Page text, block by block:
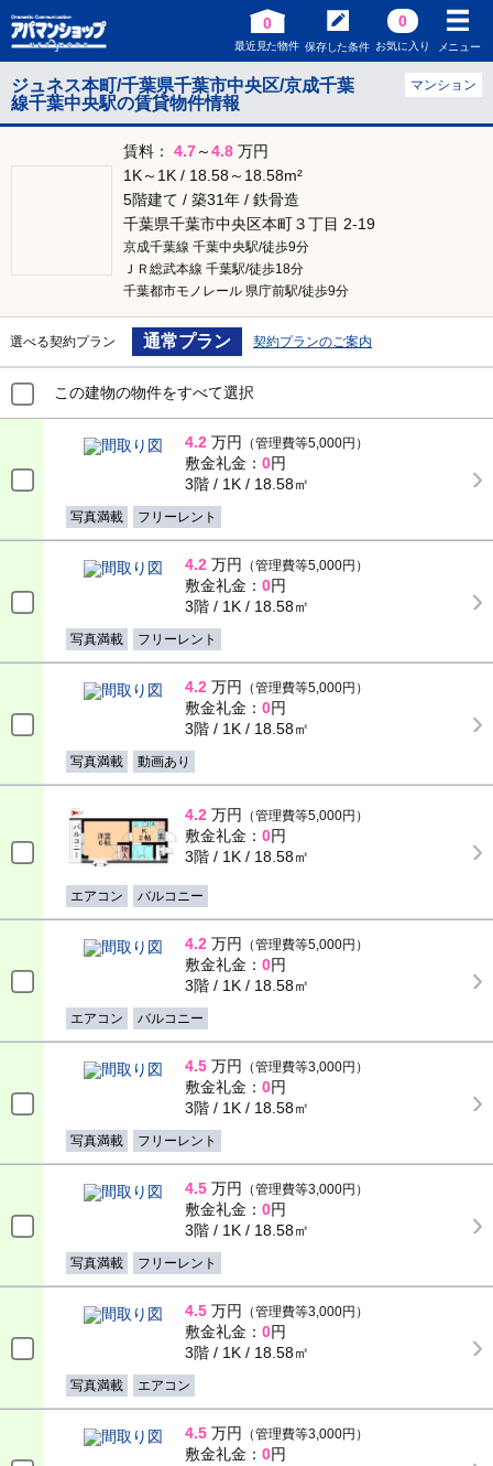
0
最近見た物件 保存した条件
0
お気に入り メニュー
ジュネス本町/千葉県千葉市中央区/京成千葉
線千葉中央駅の賃貸物件情報
マンション
賃料： 4.7～4.8 万円
1K～1K / 18.58～18.58m²
5階建て / 築31年 / 鉄骨造
千葉県千葉市中央区本町３丁目 2-19
京成千葉線 千葉中央駅/徒歩9分
ＪＲ総武本線 千葉駅/徒歩18分
千葉都市モノレール 県庁前駅/徒歩9分
選べる契約プラン 通常プラン 契約プランのご案内
この建物の物件をすべて選択
4.2 万円 （管理費等5,000円）
敷金礼金： 0円
3階 / 1K / 18.58㎡
写真満載 フリーレント
4.2 万円 （管理費等5,000円）
敷金礼金： 0円
3階 / 1K / 18.58㎡
写真満載 フリーレント
4.2 万円 （管理費等5,000円）
敷金礼金： 0円
3階 / 1K / 18.58㎡
写真満載 動画あり
4.2 万円 （管理費等5,000円）
敷金礼金： 0円
3階 / 1K / 18.58㎡
エアコン バルコニー
4.2 万円 （管理費等5,000円）
敷金礼金： 0円
3階 / 1K / 18.58㎡
エアコン バルコニー
4.5 万円 （管理費等3,000円）
敷金礼金： 0円
3階 / 1K / 18.58㎡
写真満載 フリーレント
4.5 万円 （管理費等3,000円）
敷金礼金： 0円
3階 / 1K / 18.58㎡
写真満載 フリーレント
4.5 万円 （管理費等3,000円）
敷金礼金： 0円
3階 / 1K / 18.58㎡
写真満載 エアコン
4.5 万円 （管理費等3,000円）
敷金礼金： 0円